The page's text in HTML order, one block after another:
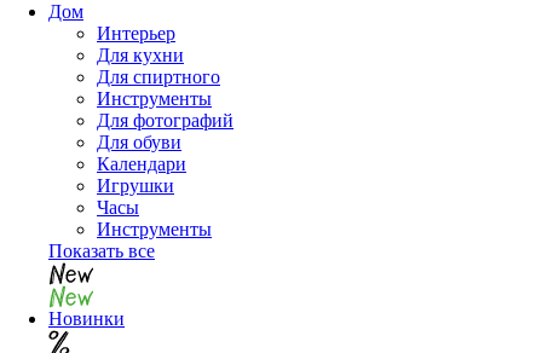
Дом
Интерьер
Для кухни
Для спиртного
Инструменты
Для фотографий
Для обуви
Календари
Игрушки
Часы
Инструменты
Показать все
Новинки